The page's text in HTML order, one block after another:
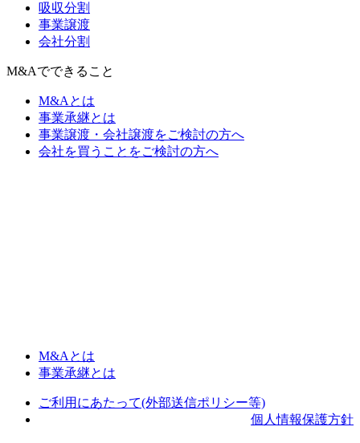
吸収分割
事業譲渡
会社分割
M&Aでできること
M&Aとは
事業承継とは
事業譲渡・会社譲渡をご検討の方へ
会社を買うことをご検討の方へ
M&Aとは
事業承継とは
ご利用にあたって(外部送信ポリシー等)
個人情報保護方針